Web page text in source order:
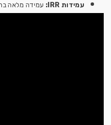
עמידות IRR:
עמידה מלאה